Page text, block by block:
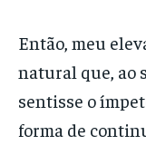
Então, meu
natural que, ao
sentisse o
forma de